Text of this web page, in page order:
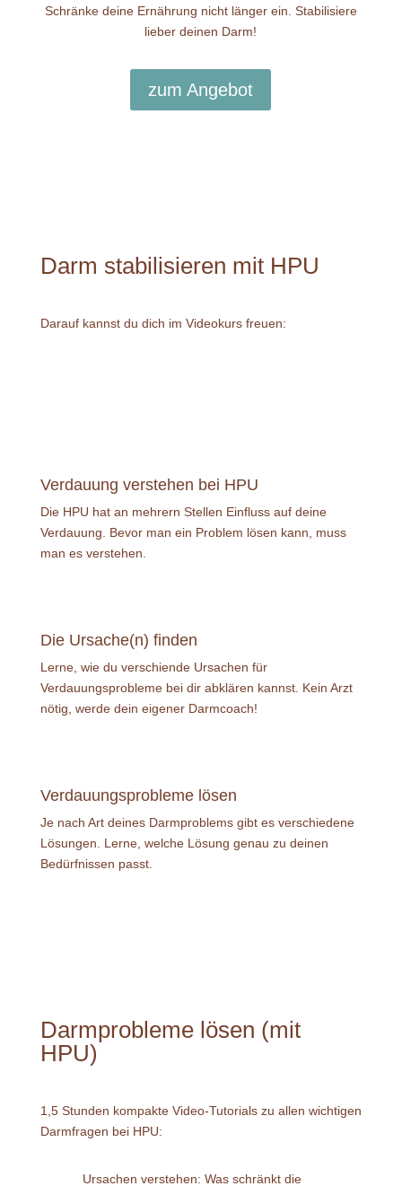
Schränke deine Ernährung nicht länger ein. Stabilisiere
lieber deinen Darm!
zum Angebot
Darm stabilisieren mit HPU
Darauf kannst du dich im Videokurs freuen:
Verdauung verstehen bei HPU
Die HPU hat an mehrern Stellen Einfluss auf deine
Verdauung. Bevor man ein Problem lösen kann, muss
man es verstehen.
Die Ursache(n) finden
Lerne, wie du verschiende Ursachen für
Verdauungsprobleme bei dir abklären kannst. Kein Arzt
nötig, werde dein eigener Darmcoach!
Verdauungsprobleme lösen
Je nach Art deines Darmproblems gibt es verschiedene
Lösungen. Lerne, welche Lösung genau zu deinen
Bedürfnissen passt.
Darmprobleme lösen (mit
HPU)
1,5 Stunden kompakte Video-Tutorials zu allen wichtigen
Darmfragen bei HPU:
Ursachen verstehen: Was schränkt die